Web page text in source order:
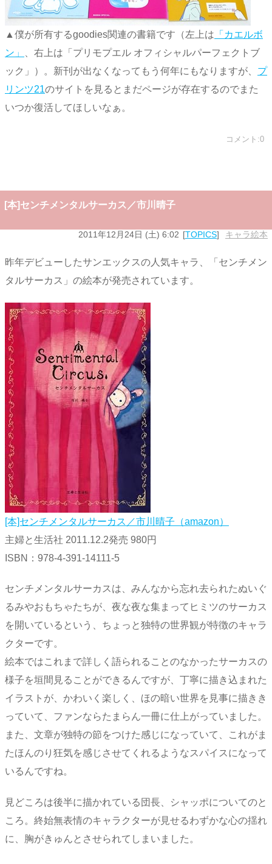
▲僕が所有するgoodies関連の書籍です（左上は 「カエルボ
ン」
、右上は「プリモプエル オフィシャルパーフェクトブ
ック」）。新刊が出なくなってもう何年にもなりますが、 プ
リンツ21のサイトを見るとまだページが存在するのでまた
いつか復活してほしいなぁ。
コメント:0
[本]センチメンタルサーカス／市川晴子
2011年12月24日 (土) 6:02 TOPICS キャラ絵本
昨年デビューしたサンエックスの人気キャラ、「センチメン
タルサーカス」の絵本が発売されています。
[本]センチメンタルサーカス／市川晴子（amazon）
主婦と生活社 2011.12.2発売 980円
ISBN：978-4-391-14111-5
センチメンタルサーカスは、みんなから忘れ去られたぬいぐ
るみやおもちゃたちが、夜な夜な集まってヒミツのサーカス
を開いているという、ちょっと独特の世界観が特徴のキャラ
クターです。
絵本ではこれまで詳しく語られることのなかったサーカスの
様子を垣間見ることができるんですが、丁寧に描き込まれた
イラストが、かわいく楽しく、ほの暗い世界を見事に描きき
っていて、ファンならたまらん一冊に仕上がっていました。
また、文章が独特の節をつけた感じになっていて、これがま
たほんのり狂気を感じさせてくれるようなスパイスになって
いるんですね。
見どころは後半に描かれている団長、シャッポについてのと
ころ。終始無表情のキャラクターが見せるわずかな心の揺れ
に、胸がきゅんとさせられてしまいました。